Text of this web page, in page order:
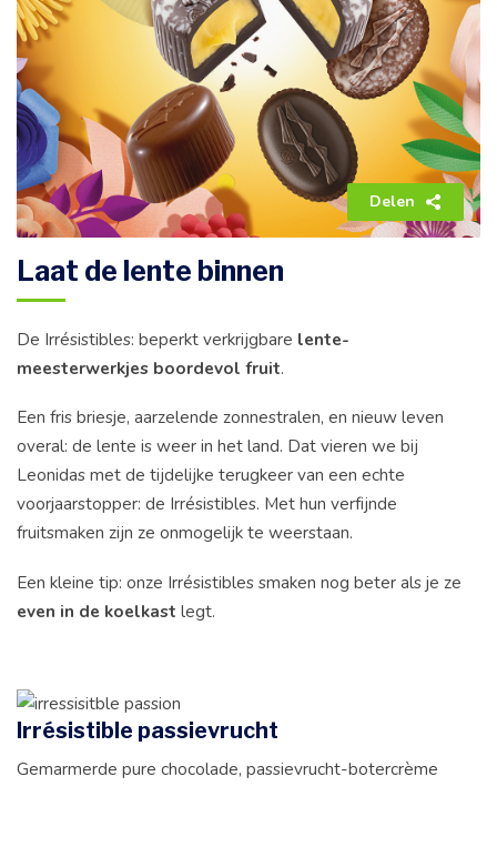
Delen
Laat de lente binnen
De Irrésistibles: beperkt verkrijgbare lente-
meesterwerkjes boordevol fruit.
Een fris briesje, aarzelende zonnestralen, en nieuw leven
overal: de lente is weer in het land. Dat vieren we bij
Leonidas met de tijdelijke terugkeer van een echte
voorjaarstopper: de Irrésistibles. Met hun verfijnde
fruitsmaken zijn ze onmogelijk te weerstaan.
Een kleine tip: onze Irrésistibles smaken nog beter als je ze
even in de koelkast legt.
Irrésistible passievrucht
Gemarmerde pure chocolade, passievrucht-botercrème